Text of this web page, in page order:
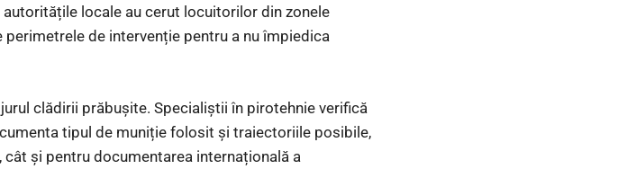
autoritățile locale au cerut locuitorilor din zonele
de intervenție pentru a nu împiedica
clădirii prăbușite. Specialiștii în pirotehnie verifică
tipul de muniție folosit și traiectoriile posibile,
și pentru documentarea internațională a